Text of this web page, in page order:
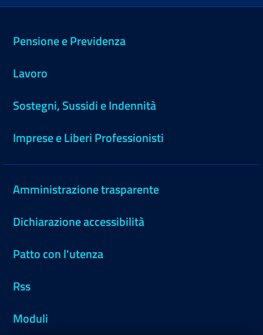
Pensione e Previdenza
Lavoro
Sostegni, Sussidi e Indennità
Imprese e Liberi Professionisti
Amministrazione trasparente
Dichiarazione accessibilità
Patto con l'utenza
Rss
Moduli